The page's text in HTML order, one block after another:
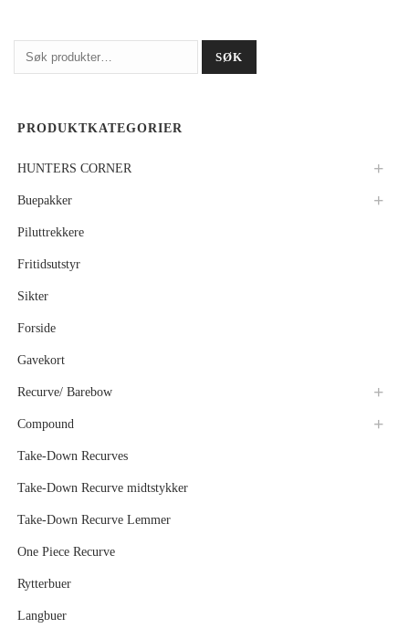
Søk
etter:
SØK
PRODUKTKATEGORIER
HUNTERS CORNER
Buepakker
Piluttrekkere
Fritidsutstyr
Sikter
Forside
Gavekort
Recurve/ Barebow
Compound
Take-Down Recurves
Take-Down Recurve midtstykker
Take-Down Recurve Lemmer
One Piece Recurve
Rytterbuer
Langbuer